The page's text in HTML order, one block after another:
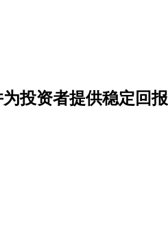
投资者提供稳定回报